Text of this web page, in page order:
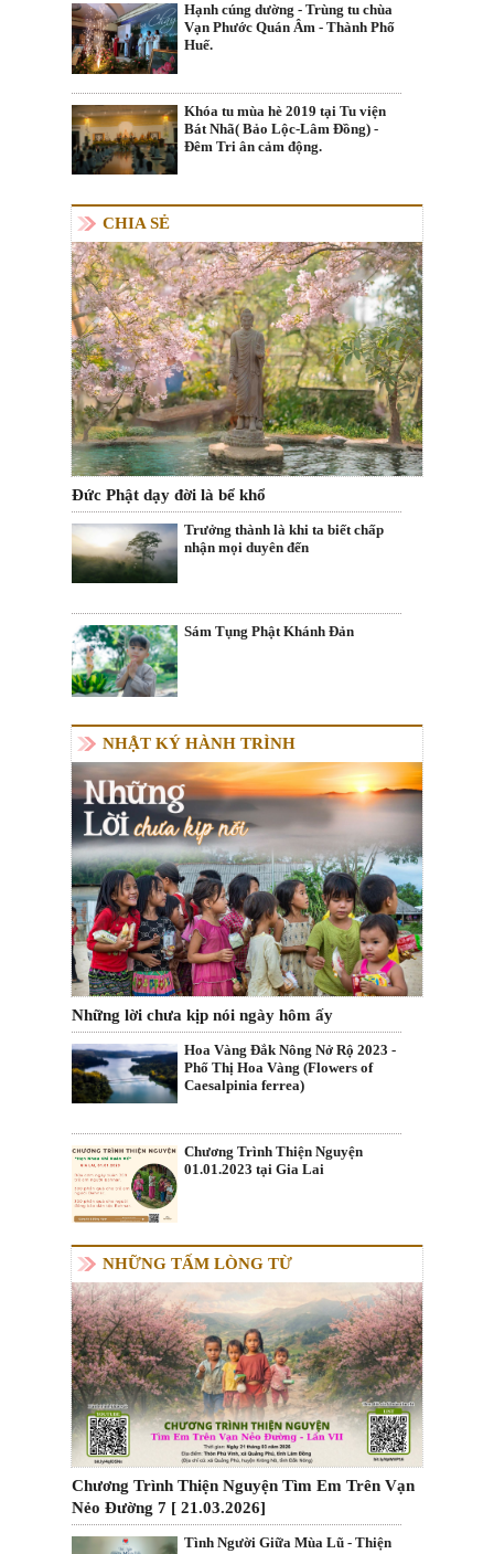
Hạnh cúng dường - Trùng tu chùa
Vạn Phước Quán Âm - Thành Phố
Huế.
Khóa tu mùa hè 2019 tại Tu viện
Bát Nhã( Bảo Lộc-Lâm Đồng) -
Đêm Tri ân cảm động.
CHIA SẺ
Đức Phật dạy đời là bể khổ
Trưởng thành là khi ta biết chấp
nhận mọi duyên đến
Sám Tụng Phật Khánh Đản
NHẬT KÝ HÀNH TRÌNH
Những lời chưa kịp nói ngày hôm ấy
Hoa Vàng Đắk Nông Nở Rộ 2023 -
Phố Thị Hoa Vàng (Flowers of
Caesalpinia ferrea)
Chương Trình Thiện Nguyện
01.01.2023 tại Gia Lai
NHỮNG TẤM LÒNG TỪ
Chương Trình Thiện Nguyện Tìm Em Trên Vạn
Nẻo Đường 7 [ 21.03.2026]
Tình Người Giữa Mùa Lũ - Thiện